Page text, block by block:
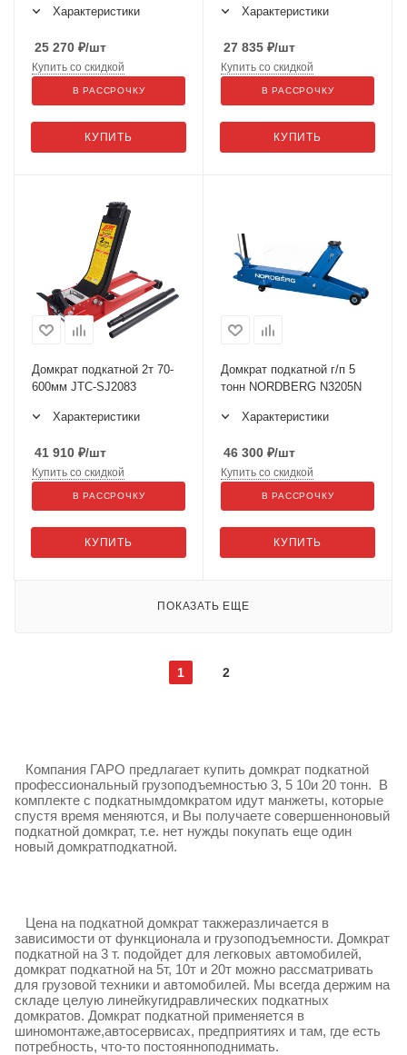
Характеристики
25 270 ₽/шт
КУПИТЬ
Купить со скидкой
В РАССРОЧКУ
Характеристики
27 835 ₽/шт
КУПИТЬ
Купить со скидкой
В РАССРОЧКУ
Домкрат подкатной 2т 70-
600мм JTC-SJ2083
Характеристики
41 910 ₽/шт
КУПИТЬ
Купить со скидкой
В РАССРОЧКУ
Домкрат подкатной г/п 5
тонн NORDBERG N3205N
Характеристики
46 300 ₽/шт
КУПИТЬ
Купить со скидкой
В РАССРОЧКУ
ПОКАЗАТЬ ЕЩЕ
1 2
Компания ГАРО предлагает купить домкрат подкатной
профессиональный грузоподъемностью 3, 5 10и 20 тонн. В
комплекте с подкатнымдомкратом идут манжеты, которые
спустя время меняются, и Вы получаете совершенноновый
подкатной домкрат, т.е. нет нужды покупать еще один
новый домкратподкатной.
Цена на подкатной домкрат такжеразличается в
зависимости от функционала и грузоподъемности. Домкрат
подкатной на 3 т. подойдет для легковых автомобилей,
домкрат подкатной на 5т, 10т и 20т можно рассматривать
для грузовой техники и автомобилей. Мы всегда держим на
складе целую линейкугидравлических подкатных
домкратов. Домкрат подкатной применяется в
шиномонтаже,автосервисах, предприятиях и там, где есть
потребность, что-то постоянноподнимать.